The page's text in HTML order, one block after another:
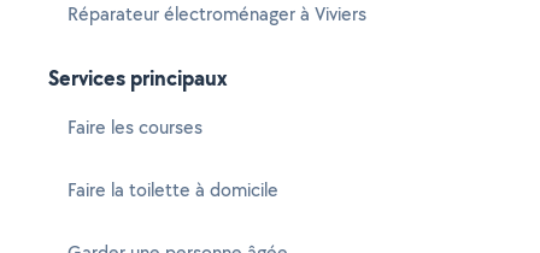
Réparateur électroménager à Viviers
Services principaux
Faire les courses
Faire la toilette à domicile